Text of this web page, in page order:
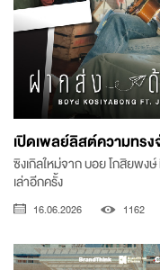
เปิดเพลย์ลิสต์ความทรง
ซิงเกิลใหม่จาก บอย โกสิยพง
เล่าอีกครั้ง
16.06.2026 1162